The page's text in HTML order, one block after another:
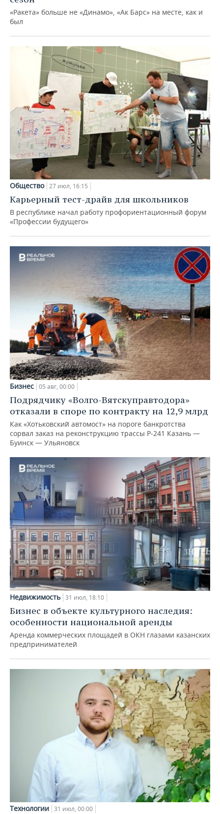
«Ракета» больше не «Динамо», «Ак Барс» на месте, как и
был
Общество 27 июл, 16:15
Карьерный тест-драйв для школьников
В республике начал работу профориентационный форум
«Профессии будущего»
Бизнес 05 авг, 00:00
Подрядчику «Волго-Вятскуправтодора»
отказали в споре по контракту на 12,9 млрд
Как «Хотьковский автомост» на пороге банкротства
сорвал заказ на реконструкцию трассы Р‑241 Казань —
Буинск — Ульяновск
Недвижимость 31 июл, 18:10
Бизнес в объекте культурного наследия:
особенности национальной аренды
Аренда коммерческих площадей в ОКН глазами казанских
предпринимателей
Технологии 31 июл, 00:00